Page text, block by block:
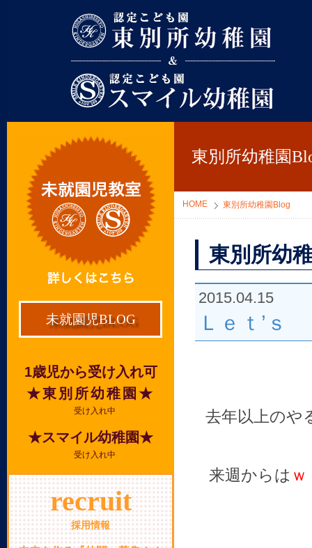
東別所幼稚園
HOME 東別所幼稚園Blog
東別所幼
2015.04.15
Ｌｅｔ’
去年以上のや
来週からは
未就園児BLOG
1歳児から受け入れ可
★東別所幼稚園★
受け入れ中
★スマイル幼稚園★
受け入れ中
recruit
採用情報